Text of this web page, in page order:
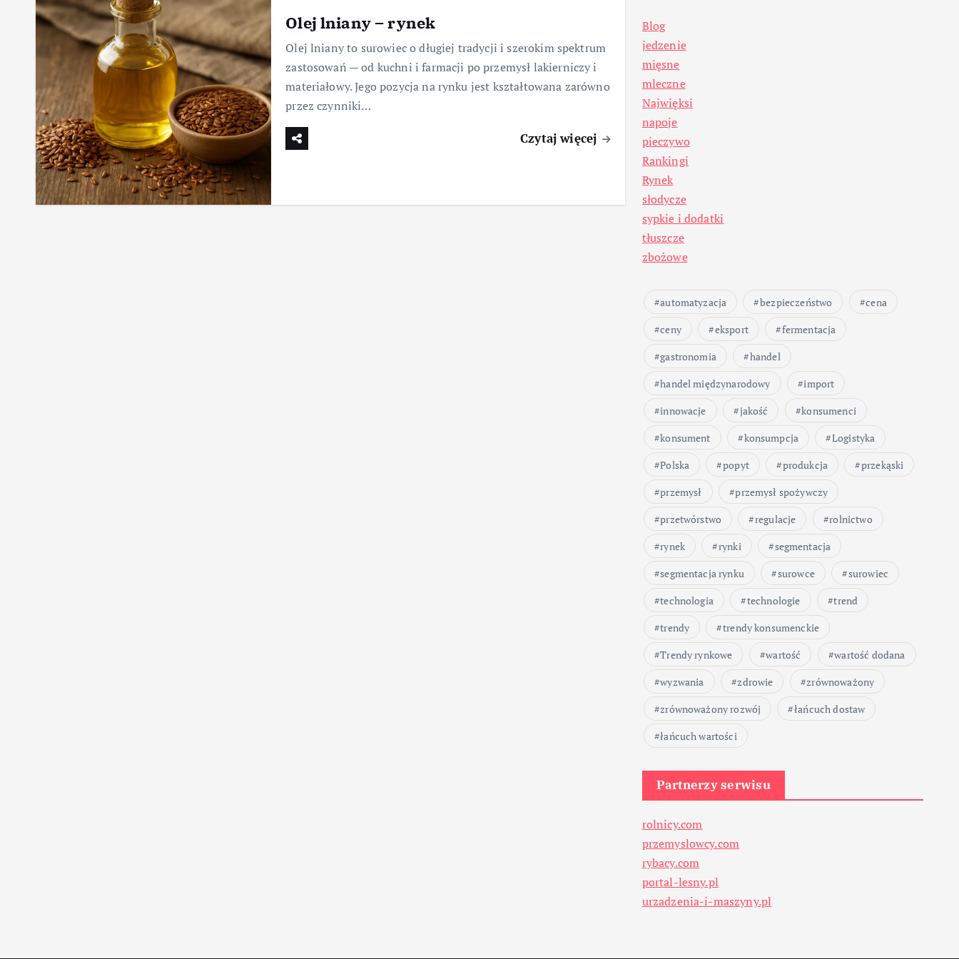
Olej lniany – rynek
Olej lniany to surowiec o długiej tradycji i szerokim spektrum
zastosowań — od kuchni i farmacji po przemysł lakierniczy i
materiałowy. Jego pozycja na rynku jest kształtowana zarówno
przez czynniki…
Czytaj więcej
Blog
jedzenie
mięsne
mleczne
Najwięksi
napoje
pieczywo
Rankingi
Rynek
słodycze
sypkie i dodatki
tłuszcze
zbożowe
automatyzacja bezpieczeństwo
cena
ceny
eksport
fermentacja
gastronomia
handel
handel międzynarodowy
import
innowacje
jakość
konsumenci
konsument
konsumpcja
Logistyka
Polska
popyt produkcja
przekąski
przemysł
przemysł spożywczy
przetwórstwo
regulacje
rolnictwo
rynek
rynki
segmentacja
segmentacja rynku
surowce
surowiec
technologia
technologie
trend
trendy
trendy konsumenckie
Trendy rynkowe
wartość
wartość dodana
wyzwania
zdrowie
zrównoważony
zrównoważony rozwój
łańcuch dostaw
łańcuch wartości
Partnerzy serwisu
rolnicy.com
przemyslowcy.com
rybacy.com
portal-lesny.pl
urzadzenia-i-maszyny.pl